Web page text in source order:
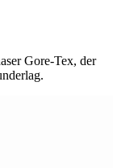
Gore-Tex, der